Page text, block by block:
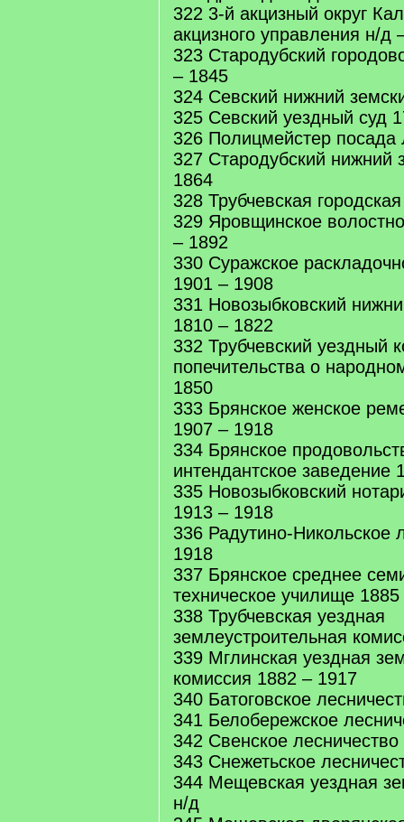
322 3-й акцизный округ
акцизного управления н/д
323 Стародубский
– 1845
324 Севский нижний
325 Севский уездный суд
326 Полицмейстер посада
327 Стародубский нижний
1864
328 Трубчевская
329 Яровщинское
– 1892
330 Суражское
1901 – 1908
331 Новозыбковский
1810 – 1822
332 Трубчевский уездный
попечительства о
1850
333 Брянское женское
1907 – 1918
334 Брянское
интендантское заведение
335 Новозыбковский
1913 – 1918
336 Радутино-Никольское
1918
337 Брянское среднее
техническое училище
338 Трубчевская уездная
землеустроительная
339 Мглинская уездная
комиссия 1882 – 1917
340 Батоговское
341 Белобережское
342 Свенское
343 Снежетьское
344 Мещевская уездная
н/д